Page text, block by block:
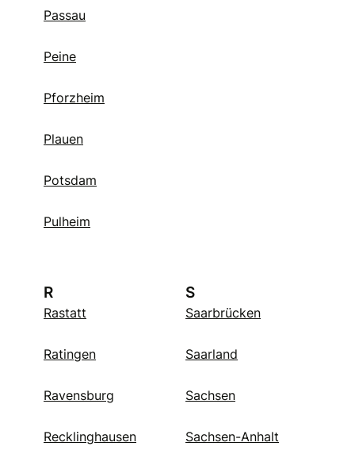
Passau
Peine
Pforzheim
Plauen
Potsdam
Pulheim
R
Rastatt
Ratingen
Ravensburg
Recklinghausen
S
Saarbrücken
Saarland
Sachsen
Sachsen-Anhalt